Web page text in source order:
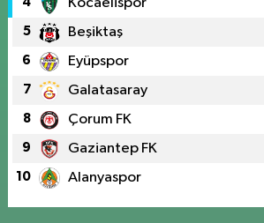
Kocaelispor
5 Beşiktaş
6 Eyüpspor
7 Galatasaray
8 Çorum FK
9 Gaziantep FK
10 Alanyaspor